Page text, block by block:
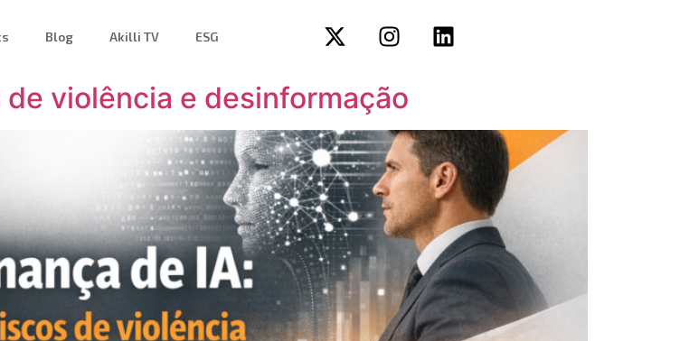
Blog Akilli TV ESG
violência e desinformação